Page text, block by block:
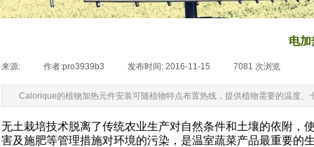
电
来源: 作者:pro3939b3 发布时间: 2016-11-15 7081 次浏览
Calorique的植物加热元件安装可随植物特点布置热线，提供植物需要的温度
无土栽培技术脱离了传统农业生产对自然条件和土壤的依附，
害及施肥等管理措施对环境的污染，是温室蔬菜产品最重要的